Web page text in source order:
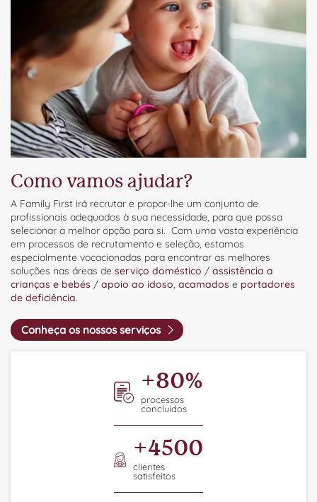
Como vamos ajudar?
A Family First irá recrutar e propor-lhe um conjunto de
profissionais adequados à sua necessidade, para que possa
selecionar a melhor opção para si. Com uma vasta experiência
em processos de recrutamento e seleção, estamos
especialmente vocacionadas para encontrar as melhores
soluções nas áreas de serviço doméstico / assistência a
crianças e bebés / apoio ao idoso, acamados e portadores
de deficiência.
Conheça os nossos serviços
+80%
processos
concluídos
+4500
clientes
satisfeitos